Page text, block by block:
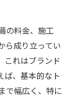
の料金、施工
ら成り立ってい
これはブランド
ば、基本的なト
で幅広く、特に